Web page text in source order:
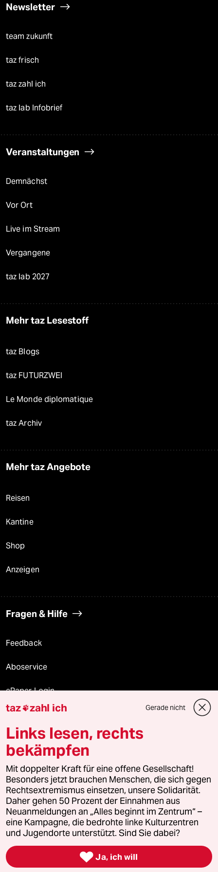
Newsletter
team zukunft
taz frisch
taz zahl ich
taz lab Infobrief
Veranstaltungen
Demnächst
Vor Ort
Live im Stream
Vergangene
taz lab 2027
Mehr taz Lesestoff
taz Blogs
taz FUTURZWEI
Le Monde diplomatique
taz Archiv
Mehr taz Angebote
Reisen
Kantine
Shop
Anzeigen
Fragen & Hilfe
Feedback
Aboservice
ePaper Login
Downloads für Abonnierende
© 2026 taz Verlags und Vertriebs GmbH
Alle Rechte vorbehalten. Bei rechtlichen Fragen oder für Genehmigungen
wenden Sie sich bitte an
lizenzen@taz.de
Feedback Redaktionsstatut Kommune-Richtlinien
Leitlinie Informant Datenschutz Impressum AGB
Seitenwende Einwilligungen widerrufen (Ads)
taz zahl ich Gerade nicht
Links lesen, rechts
bekämpfen
Mit doppelter Kraft für eine offene Gesellschaft!
Besonders jetzt brauchen Menschen, die sich gegen
Rechtsextremismus einsetzen, unsere Solidarität.
Daher gehen 50 Prozent der Einnahmen aus
Neuanmeldungen an „Alles beginnt im Zentrum“ –
eine Kampagne, die bedrohte linke Kulturzentren
und Jugendorte unterstützt. Sind Sie dabei?
 Ja, ich will